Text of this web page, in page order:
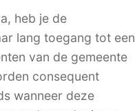
heb je de
lang toegang tot een
van de gemeente
consequent
wanneer deze